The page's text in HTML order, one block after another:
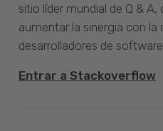
sitio líder mundial de Q &
aumentar la sinergia con la
desarrolladores de software
Entrar a Stackoverflow